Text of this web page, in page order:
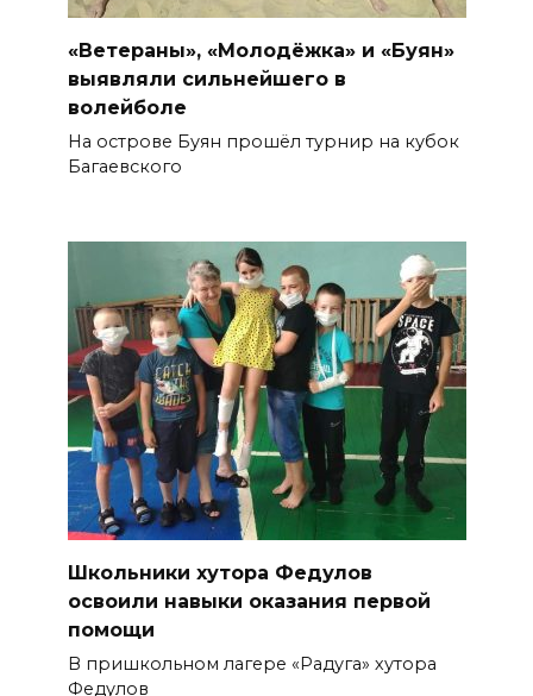
«Ветераны», «Молодёжка» и «Буян»
выявляли сильнейшего в
волейболе
На острове Буян прошёл турнир на кубок
Багаевского
Школьники хутора Федулов
освоили навыки оказания первой
помощи
В пришкольном лагере «Радуга» хутора
Федулов